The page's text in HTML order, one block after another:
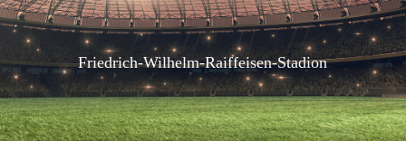
Friedrich-Wilhelm-Raiffeisen-Stadion